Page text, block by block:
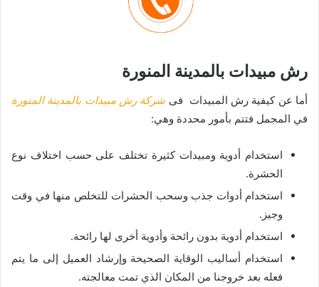
رش مبيدات بالمدينة المنورة
أما عن كيفية رش المبيدات فى شركة رش مبيدات بالمدينة المنورة
في المجمل فتتم بأمور محددة وهي:
استخدام أدوية ومبيدات كثيرة تختلف على حسب اختلاف نوع
الحشرة.
استخدام أدوات جذب وسحب الحشرات للتخلص منها في وقت
وجيز.
استخدام أدوية بدون رائحة وأدوية أخرى لها رائحة.
استخدام أساليب الوقاية الصحيحة وإرشاد العميل إلى ما يتم
فعله بعد خروجنا من المكان الذي تمت معالجته.